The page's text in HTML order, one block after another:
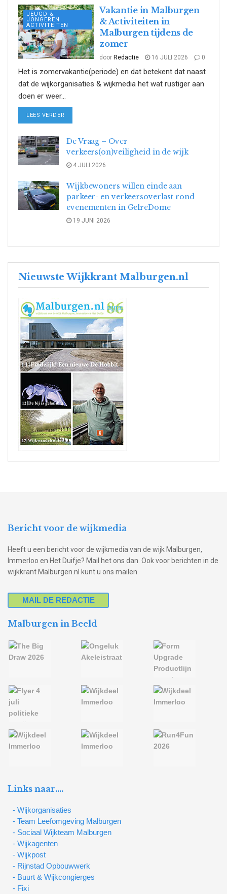
JEUGD &
JONGEREN
ACTIVITEITEN
Vakantie in Malburgen
& Activiteiten in
Malburgen tijdens de
zomer
door Redactie 16 JULI 2026 0
Het is zomervakantie(periode) en dat betekent dat naast
dat de wijkorganisaties & wijkmedia het wat rustiger aan
doen er weer...
LEES VERDER
De Vraag – Over
verkeers(on)veiligheid in de wijk
4 JULI 2026
Wijkbewoners willen einde aan
parkeer- en verkeersoverlast rond
evenementen in GelreDome
19 JUNI 2026
Nieuwste Wijkkrant Malburgen.nl
Bericht voor de wijkmedia
Heeft u een bericht voor de wijkmedia van de wijk Malburgen,
Immerloo en Het Duifje? Mail het ons dan. Ook voor berichten in de
wijkkrant Malburgen.nl kunt u ons mailen.
MAIL DE REDACTIE
Malburgen in Beeld
Links naar….
- Wijkorganisaties
- Team Leefomgeving Malburgen
- Sociaal Wijkteam Malburgen
- Wijkagenten
- Wijkpost
- Rijnstad Opbouwwerk
- Buurt & Wijkcongierges
- Fixi